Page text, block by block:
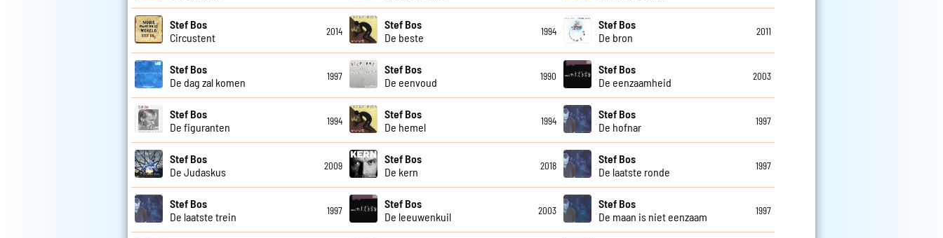
Stef Bos
Circustent
2014
Stef Bos
De beste
1994
Stef Bos
De bron
2011
Stef Bos
De dag zal komen
1997
Stef Bos
De eenvoud
1990
Stef Bos
De eenzaamheid
2003
Stef Bos
De figuranten
1994
Stef Bos
De hemel
1994
Stef Bos
De hofnar
1997
Stef Bos
De Judaskus
2009
Stef Bos
De kern
2018
Stef Bos
De laatste ronde
1997
Stef Bos
De laatste trein
1997
Stef Bos
De leeuwenkuil
2003
Stef Bos
De maan is niet eenzaam
1997